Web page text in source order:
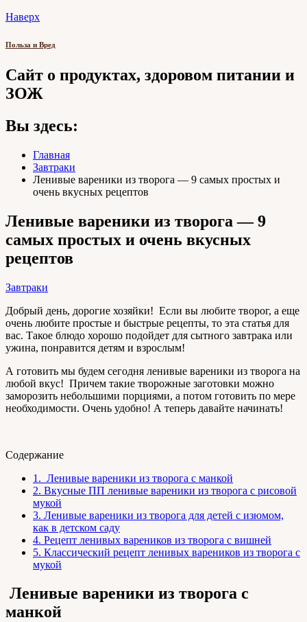
Наверх
Польза и Вред
Сайт о продуктах, здоровом питании и
ЗОЖ
Вы здесь:
Главная
Завтраки
Ленивые вареники из творога — 9 самых простых и
очень вкусных рецептов
Ленивые вареники из творога — 9
самых простых и очень вкусных
рецептов
Завтраки
Добрый день, дорогие хозяйки! Если вы любите творог, а еще
очень любите простые и быстрые рецепты, то эта статья для
вас. Такое блюдо хорошо подойдет для сытного завтрака или
ужина, понравится детям и взрослым!
А готовить мы будем сегодня ленивые вареники из творога на
любой вкус! Причем такие творожные заготовки можно
заморозить небольшими порциями, а потом готовить по мере
необходимости. Очень удобно! А теперь давайте начинать!
Содержание
1. Ленивые вареники из творога с манкой
2. Вкусные ПП ленивые вареники из творога с рисовой
мукой
3. Ленивые вареники из творога для детей с изюмом,
как в детском саду
4. Рецепт ленивых вареников из творога с вишней
5. Классический рецепт ленивых вареников из творога с
мукой
Ленивые вареники из творога с
манкой